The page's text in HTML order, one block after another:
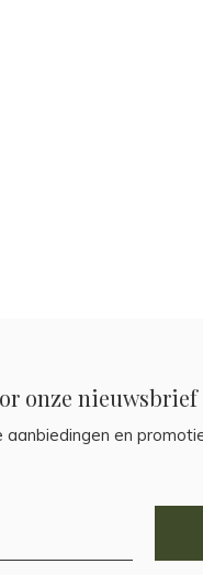
onze nieuwsbrief
en